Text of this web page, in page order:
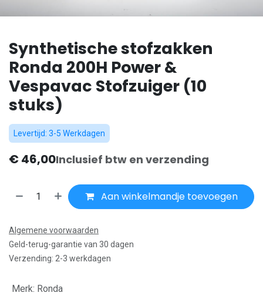
Synthetische stofzakken
Ronda 200H Power &
Vespavac Stofzuiger (10
stuks)
Levertijd: 3-5 Werkdagen
€ 46,00Inclusief btw en verzending
Aan winkelmandje toevoegen
Algemene voorwaarden
Geld-terug-garantie van 30 dagen
Verzending: 2-3 werkdagen
Merk: Ronda